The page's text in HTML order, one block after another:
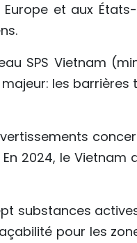
et aux
SPS Vietnam
les
2024, le Vietnam
substances
pour les